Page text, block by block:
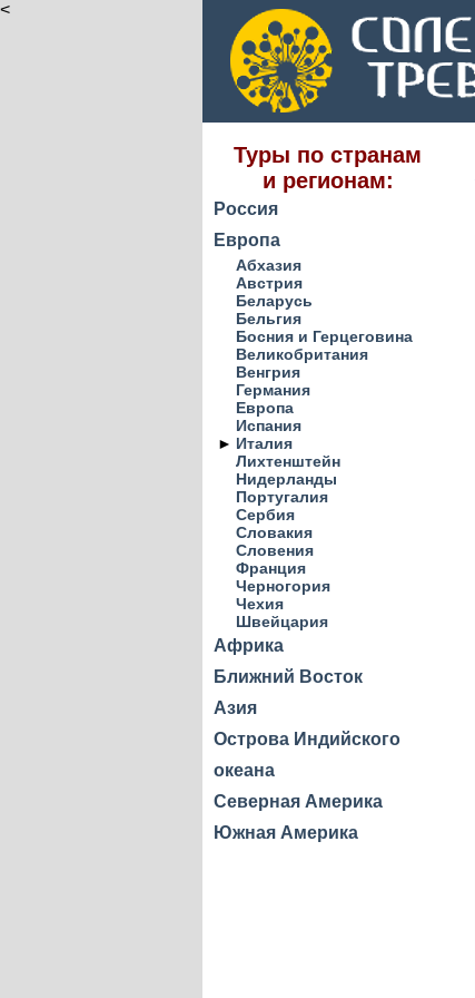
<
Туры по странам
и регионам:
Россия
Европа
Абхазия
Австрия
Беларусь
Бельгия
Босния и Герцеговина
Великобритания
Венгрия
Германия
Европа
Испания
► Италия
Лихтенштейн
Нидерланды
Португалия
Сербия
Словакия
Словения
Франция
Черногория
Чехия
Швейцария
Африка
Ближний Восток
Азия
Острова Индийского
океана
Северная Америка
Южная Америка